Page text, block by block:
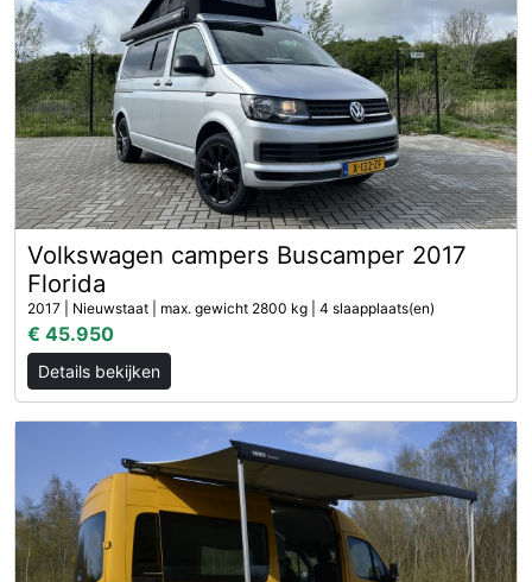
Volkswagen campers Buscamper 2017
Florida
2017 | Nieuwstaat | max. gewicht 2800 kg | 4 slaapplaats(en)
€ 45.950
Details bekijken